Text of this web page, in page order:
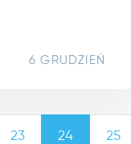
6 GRUDZIEŃ
23 24 25